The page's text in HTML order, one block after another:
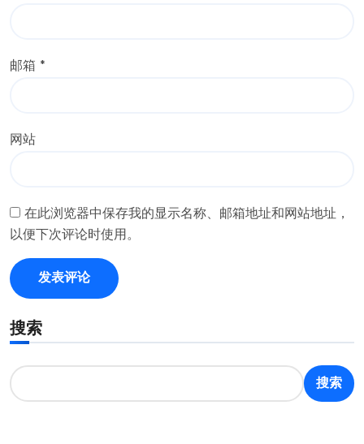
邮箱 *
网站
在此浏览器中保存我的显示名称、邮箱地址和网站地址，
以便下次评论时使用。
搜索
搜索